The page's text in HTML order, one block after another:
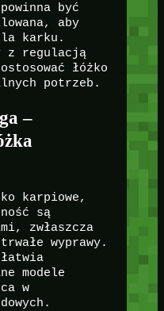
być
aby
karku.
z regulacją
łóżko
potrzeb.
–
karpiowe,
są
zwłaszcza
wyprawy.
modele
w